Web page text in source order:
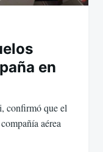
en
confirmó que el
aérea